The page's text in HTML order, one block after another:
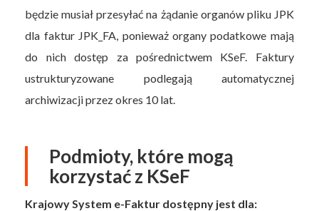
będzie musiał przesyłać na żądanie organów pliku JPK
dla faktur JPK_FA, ponieważ organy podatkowe mają
do nich dostęp za pośrednictwem KSeF. Faktury
ustrukturyzowane podlegają automatycznej
archiwizacji przez okres 10 lat.
Podmioty, które mogą
korzystać z KSeF
Krajowy System e-Faktur dostępny jest dla: